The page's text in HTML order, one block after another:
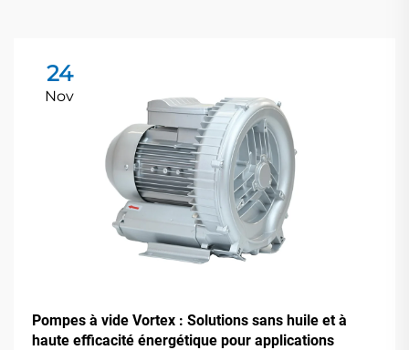
24
Nov
Pompes à vide Vortex : Solutions sans huile et à
haute efficacité énergétique pour applications